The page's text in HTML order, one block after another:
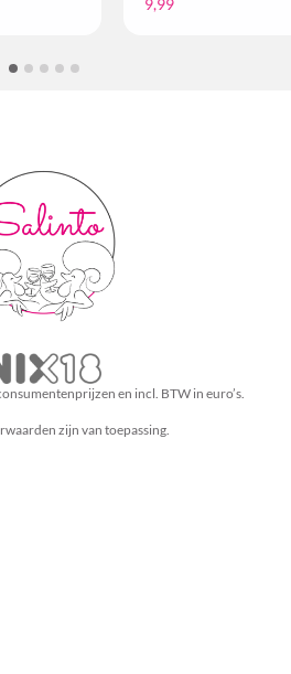
en incl. BTW in euro’s.
zijn van toepassing.